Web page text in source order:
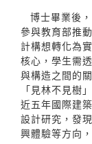
博士畢業後
參與教育部推
計構想轉化為
核心，學生需
與構造之間的
「見林不見樹
近五年國際建
設計研究，發
興體驗等方向